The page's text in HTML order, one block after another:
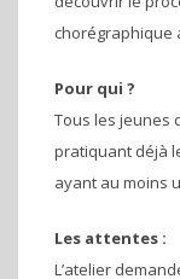
chorégraphique
Pour qui ?
Tous les jeunes
pratiquant déjà
ayant au moins
Les attentes :
L’atelier